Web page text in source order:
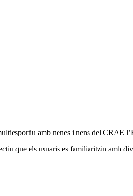
amb nenes i nens del CRAE
que els usuaris es familiaritzin amb